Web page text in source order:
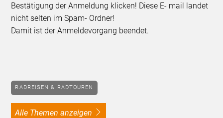
Bestätigung der Anmeldung klicken! Diese E- mail landet
nicht selten im Spam- Ordner!
Damit ist der Anmeldevorgang beendet.
RADREISEN & RADTOUREN
alle Themen anzeigen